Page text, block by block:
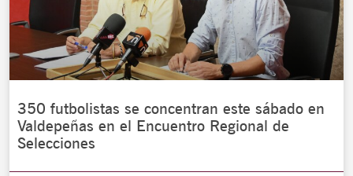
350 futbolistas se concentran este sábado en
Valdepeñas en el Encuentro Regional de
Selecciones